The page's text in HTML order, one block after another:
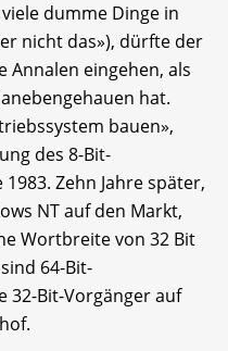
dumme Dinge in
nicht das»), dürfte der
Annalen eingehen, als
hat.
bauen»,
des 8-Bit-
Zehn Jahre später,
NT auf den Markt,
Wortbreite von 32 Bit
64-Bit-
32-Bit-Vorgänger auf